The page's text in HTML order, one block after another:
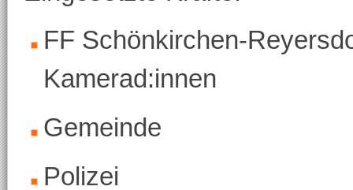
FF Schönkirchen-
Kamerad:innen
Gemeinde
Polizei